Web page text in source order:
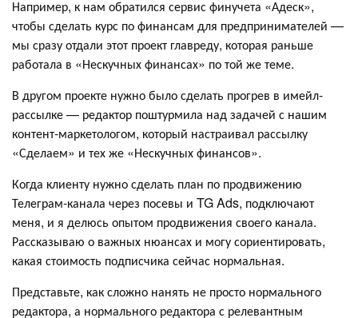
Например, к нам обратился сервис финучета «Адеск»,
чтобы сделать курс по финансам для предпринимателей —
мы сразу отдали этот проект главреду, которая раньше
работала в «Нескучных финансах» по той же теме.
В другом проекте нужно было сделать прогрев в имейл-
рассылке — редактор поштурмила над задачей с нашим
контент-маркетологом, который настраивал рассылку
«Сделаем» и тех же «Нескучных финансов».
Когда клиенту нужно сделать план по продвижению
Телеграм-канала через посевы и TG Ads, подключают
меня, и я делюсь опытом продвижения своего канала.
Рассказываю о важных нюансах и могу сориентировать,
какая стоимость подписчика сейчас нормальная.
Представьте, как сложно нанять не просто нормального
редактора, а нормального редактора с релевантным